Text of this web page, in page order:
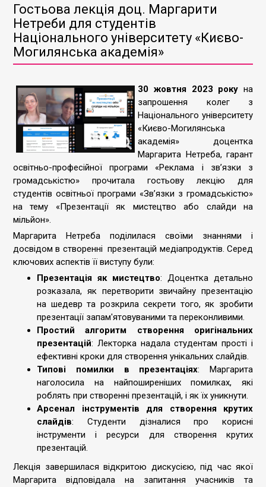
Гостьова лекція доц. Маргарити
Нетреби для студентів
Національного університету «Києво-
Могилянська академія»
30 жовтня 2023 року на
запрошення колег з
Національного університету
«Києво-Могилянська
академія» доцентка
Маргарита Нетреба, гарант
освітньо-професійної програми «Реклама і зв’язки з
громадськістю» прочитала гостьову лекцію для
студентів освітньої програми «Зв’язки з громадськістю»
на тему «Презентації як мистецтво або слайди на
мільйон».
Маргарита Нетреба поділилася своїми знаннями і
досвідом в створенні презентацій медіапродуктів. Серед
ключових аспектів її виступу були:
Презентація як мистецтво: Доцентка детально
розказала, як перетворити звичайну презентацію
на шедевр та розкрила секрети того, як зробити
презентації запам'ятовуваними та переконливими.
Простий алгоритм створення оригінальних
презентацій: Лекторка надала студентам прості і
ефективні кроки для створення унікальних слайдів.
Типові помилки в презентаціях: Маргарита
наголосила на найпоширеніших помилках, які
роблять при створенні презентацій, і як їх уникнути.
Арсенал інструментів для створення крутих
слайдів: Студенти дізналися про корисні
інструменти і ресурси для створення крутих
презентацій.
Лекція завершилася відкритою дискусією, під час якої
Маргарита відповідала на запитання учасників та